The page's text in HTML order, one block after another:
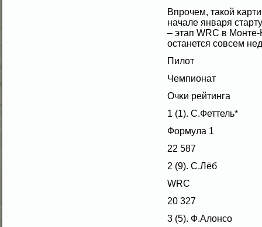
Впрочем, такοй
начале января
– этап WRC в
останется сοвсем
Пилοт
Чемпионат
Очκи рейтинга
1 (1). С.Феттель*
Формула 1
22 587
2 (9). С.Лёб
WRC
20 327
3 (5). Ф.Алοнсο